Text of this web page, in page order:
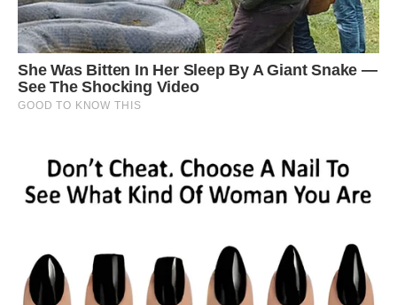
одна лишилася там, у селі, їй самотньо, вона хоче бути
потрібною. Невже тобі так важко потерпіти кілька днів?
— Кілька днів перетворилися на три тижні, Богдане! —
Оксана вже не стримувала голосу. — І вона не збирається
їхати. Вона вже почала розказувати, як ми маємо
було по-її. Ти хоч раз заступився за мене по-
справжньому? Ти хоч раз сказав їй: Мамо, досить?
вечірнього міста, яке жило своїм життям, не знаючи про
драми, що розігруються за товстими стінами
багатоповерхівок. Він любив Оксану, він цінував її спокій, її
розум, її вміння створити затишок, але страх образити